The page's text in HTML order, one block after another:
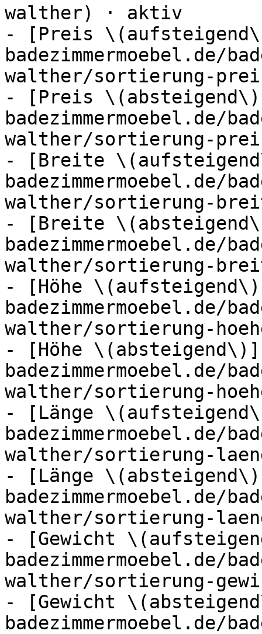
walther) · aktiv
- [Preis
badezimmermoebel.de/
walther/sortierung-
- [Preis
badezimmermoebel.de/
walther/sortierung-
- [Breite
badezimmermoebel.de/
walther/sortierung-
- [Breite
badezimmermoebel.de/
walther/sortierung-
- [Höhe
badezimmermoebel.de/
walther/sortierung-
- [Höhe
badezimmermoebel.de/
walther/sortierung-
- [Länge
badezimmermoebel.de/
walther/sortierung-
- [Länge
badezimmermoebel.de/
walther/sortierung-
- [Gewicht
badezimmermoebel.de/
walther/sortierung-
- [Gewicht
badezimmermoebel.de/